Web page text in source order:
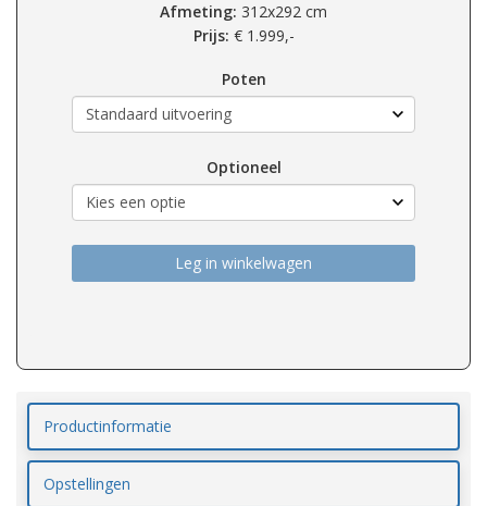
Afmeting: 312x292 cm
Prijs: € 1.999,-
Poten
Optioneel
Leg in winkelwagen
Productinformatie
Opstellingen